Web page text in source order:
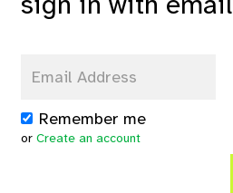
Remember me
or Create an account